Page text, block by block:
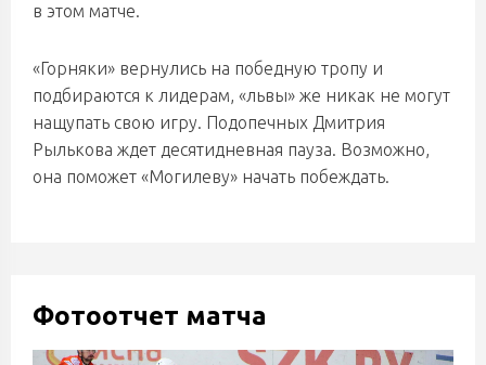
в этом матче.
«Горняки» вернулись на победную тропу и
подбираются к лидерам, «львы» же никак не могут
нащупать свою игру. Подопечных Дмитрия
Рылькова ждет десятидневная пауза. Возможно,
она поможет «Могилеву» начать побеждать.
Фотоотчет матча